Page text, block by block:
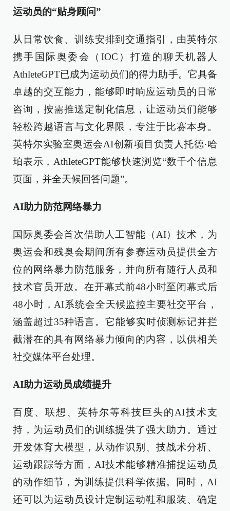
运动员的“贴身顾问”
从日常饮食、训练安排到交通指引，由英特尔
携手国际奥委会（IOC）打造的聊天机器人
AthleteGPT已成为运动员们的得力助手。它具备
卓越的交互能力，能够即时响应运动员的日常
咨询，按需推送定制化信息，让运动员们能够
轻松跨越语言与文化界限，专注于比赛本身。
英特尔实验室奥运会AI创新项目负责人托德·哈
珀表示，AthleteGPT能够快速浏览“数千个信息
页面，并全天候回答问题”。
AI助力防范网络暴力
国际奥委会首次借助人工智能（AI）技术，为
奥运会和残奥会期间所有参赛运动员提供全方
位的网络暴力防范服务，并向所有随行人员和
技术官员开放。在开幕式前48小时至闭幕式后
48小时，AI系统会全天候监控主要社交平台，
涵盖超过35种语言。它能够实时侦测标记并拦
截潜在的具有网络暴力倾向的内容，以供相关
社交媒体平台处理。
AI助力运动员成绩提升
百度、联想、英特尔等科技巨头的AI技术支
持，为运动员们的训练提供了强大助力。通过
开发体育大模型，从动作识别、技战术分析、
运动跟踪等方面，AI技术能够精准捕捉运动员
的动作细节，为训练提供科学依据。同时，AI
还可以为运动员设计定制运动鞋和服装、确定